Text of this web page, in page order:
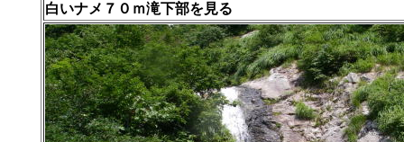
白いナメ７０ｍ滝下部を見る